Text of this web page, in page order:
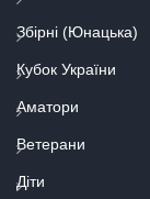
Збірні (Юнацька)
Кубок України
Аматори
Ветерани
Діти